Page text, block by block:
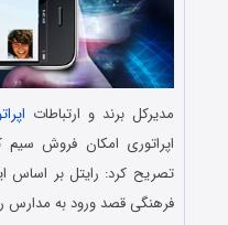
مدیرکل برند و ارتباطات
اپراتوری امکان فروش سیم
تصریح کرد: رایتل بر اساس
فرهنگی قصد ورود به مدارس